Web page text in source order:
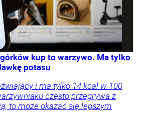
kup to warzywo. Ma tylko
potasu
i ma tylko 14 kcal w 100
często przegrywa z
to może okazać się lepszym